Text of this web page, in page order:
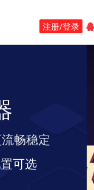
注册/登录
畅稳定
可选